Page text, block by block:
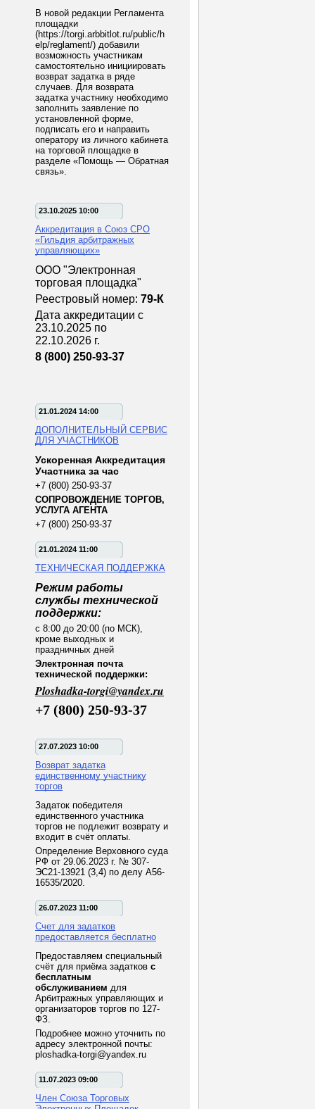
В новой редакции Регламента
площадки
(https://torgi.arbbitlot.ru/public/h
elp/reglament/) добавили
возможность участникам
самостоятельно инициировать
возврат задатка в ряде
случаев. Для возврата
задатка участнику необходимо
заполнить заявление по
установленной форме,
подписать его и направить
оператору из личного кабинета
на торговой площадке в
разделе «Помощь — Обратная
связь».
23.10.2025 10:00
Аккредитация в Союз СРО
«Гильдия арбитражных
управляющих»
ООО "Электронная
торговая площадка"
Реестровый номер: 79-К
Дата аккредитации с
23.10.2025 по
22.10.2026 г.
8 (800) 250-93-37
21.01.2024 14:00
ДОПОЛНИТЕЛЬНЫЙ СЕРВИС
ДЛЯ УЧАСТНИКОВ
Ускоренная Аккредитация
Участника за час
+7 (800) 250-93-37
СОПРОВОЖДЕНИЕ ТОРГОВ,
УСЛУГА АГЕНТА
+7 (800) 250-93-37
21.01.2024 11:00
ТЕХНИЧЕСКАЯ ПОДДЕРЖКА
Режим работы
службы технической
поддержки:
с 8:00 до 20:00 (по МСК),
кроме выходных и
праздничных дней
Электронная почта
технической поддержки:
Ploshadka-torgi@yandex.ru
+7 (800) 250-93-37
27.07.2023 10:00
Возврат задатка
единственному участнику
торгов
Задаток победителя
единственного участника
торгов не подлежит возврату и
входит в счёт оплаты.
Определение Верховного суда
РФ от 29.06.2023 г. № 307-
ЭС21-13921 (3,4) по делу А56-
16535/2020.
26.07.2023 11:00
Счет для задатков
предоставляется бесплатно
Предоставляем специальный
счёт для приёма задатков с
бесплатным
обслуживанием для
Арбитражных управляющих и
организаторов торгов по 127-
ФЗ.
Подробнее можно уточнить по
адресу электронной почты:
ploshadka-torgi@yandex.ru
11.07.2023 09:00
Член Союза Торговых